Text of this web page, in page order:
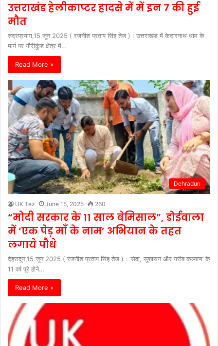
उत्तराखंड हेलीकाप्टर हादसे में में इन 7 की हुई
मौत
रुद्रप्रयाग,15 जून 2025 ( रजनीश प्रताप सिंह तेज ) : उत्तराखंड में केदारनाथ धाम के
मार्ग पर गौरीकुंड क्षेत्र में…
Read More »
Dehradun
UK Tez June 15, 2025 260
“मोदी सरकार के 11 साल बेमिसाल”, डोईवाला
में ‘एक पेड़ माँ के नाम’ अभियान के तहत
लगाये पौधे
देहरादून,15 जून 2025 ( रजनीश प्रताप सिंह तेज ) : ‘सेवा, सुशासन और गरीब कल्याण’ के
11 वर्ष पूरे होने…
Read More »